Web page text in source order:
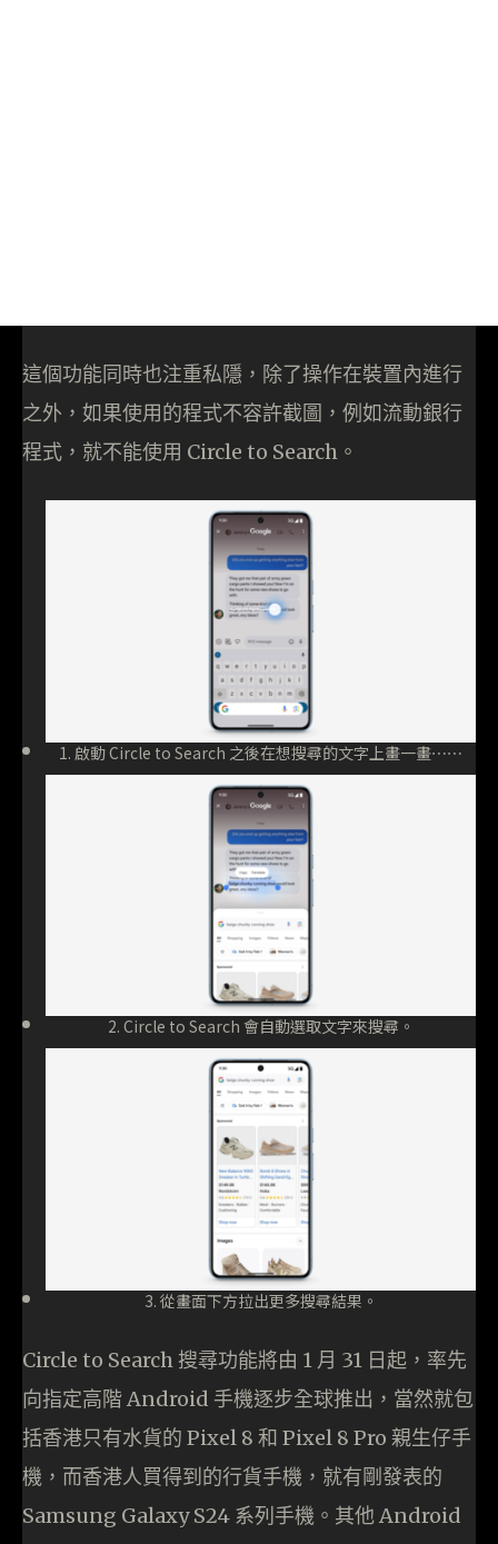
這個功能同時也注重私隱，除了操作在裝置內進行
之外，如果使用的程式不容許截圖，例如流動銀行
程式，就不能使用 Circle to Search。
1. 啟動 Circle to Search 之後在想搜尋的文字上畫一畫⋯⋯
2. Circle to Search 會自動選取文字來搜尋。
3. 從畫面下方拉出更多搜尋結果。
Circle to Search 搜尋功能將由 1 月 31 日起，率先
向指定高階 Android 手機逐步全球推出，當然就包
括香港只有水貨的 Pixel 8 和 Pixel 8 Pro 親生仔手
機，而香港人買得到的行貨手機，就有剛發表的
Samsung Galaxy S24 系列手機。其他 Android